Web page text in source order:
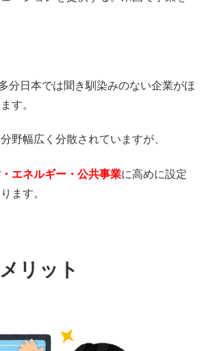
分日本では聞き馴染みのない企業がほ
す。
野幅広く分散されていますが、
エネルギー・公共事業に高めに設定
ます。
リット